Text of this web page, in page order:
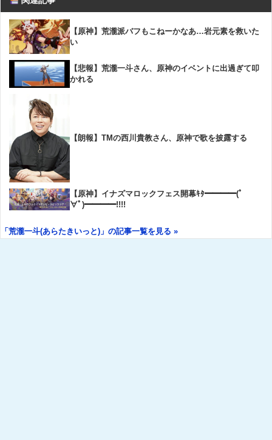
【原神】荒瀧派バフもこねーかなあ…岩元素を救いた
い
【悲報】荒瀧一斗さん、原神のイベントに出過ぎて叩
かれる
【朗報】TMの西川貴教さん、原神で歌を披露する
【原神】イナズマロックフェス開幕ｷﾀ━━━━(ﾟ
∀ﾟ)━━━━!!!!
「荒瀧一斗(あらたきいっと)」の記事一覧を見る »